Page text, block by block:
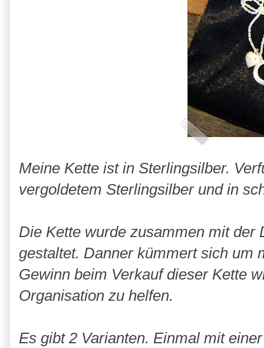
Meine Kette ist in Sterlingsilber.
vergoldetem Sterlingsilber und in
Die Kette wurde zusammen mit der
gestaltet. Dannerkümmert sich um
Gewinn beim Verkauf dieser Kette
Organisation zu helfen.
Es gibt 2 Varianten. Einmal mit